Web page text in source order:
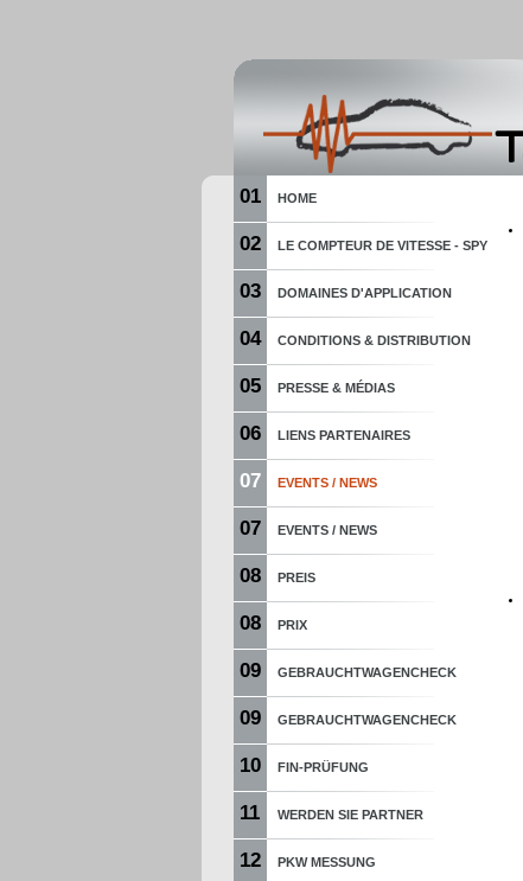
01 HOME
02 LE COMPTEUR DE VITESSE - SPY
03 DOMAINES D'APPLICATION
04 CONDITIONS & DISTRIBUTION
05 PRESSE & MÉDIAS
06 LIENS PARTENAIRES
07 EVENTS / NEWS
07 EVENTS / NEWS
08 PREIS
08 PRIX
09 GEBRAUCHTWAGENCHECK
09 GEBRAUCHTWAGENCHECK
10 FIN-PRÜFUNG
11 WERDEN SIE PARTNER
12 PKW MESSUNG